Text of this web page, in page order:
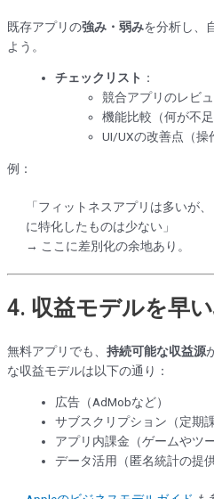
既存アプリの強み・弱みを分析し、
よう。
チェックリスト ：
競合アプリのレビ
機能比較（何が不
UI/UXの改善点（操
例：
「フィットネスアプリは多いが
に特化したものは少ない」
→ ここに差別化の余地あり。
4. 収益モデルを早
無料アプリでも、 持続可能な収益源
な収益モデルは以下の通り：
広告（AdMobなど）
サブスクリプション（定期課
アプリ内課金（ゲームやツー
データ活用（匿名統計の提供